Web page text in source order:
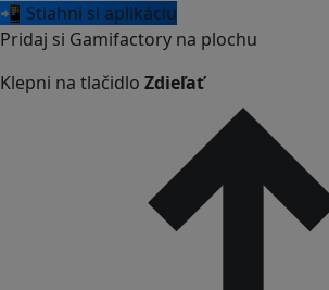
📲 Stiahni si aplikáciu
Pridaj si Gamifactory na plochu
Klepni na tlačidlo Zdieľať